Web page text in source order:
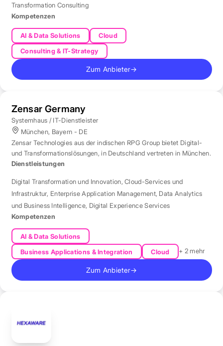
Transformation Consulting
Kompetenzen
AI & Data Solutions
Cloud
Consulting & IT-Strategy
Zum Anbieter→
Zensar Germany
Systemhaus / IT-Dienstleister
München, Bayern - DE
Zensar Technologies aus der indischen RPG Group bietet Digital-
und Transformationslösungen, in Deutschland vertreten in München.
Dienstleistungen
Digital Transformation und Innovation,Cloud-Services und
Infrastruktur, Enterprise Application Management, Data Analytics
und Business Intelligence, Digital Experience Services
Kompetenzen
AI & Data Solutions
Business Applications & Integration
Cloud + 2 mehr
Zum Anbieter→